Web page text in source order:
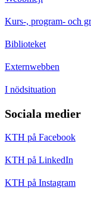
Kurs-, program- och
Biblioteket
Externwebben
I nödsituation
Sociala medier
KTH på Facebook
KTH på LinkedIn
KTH på Instagram